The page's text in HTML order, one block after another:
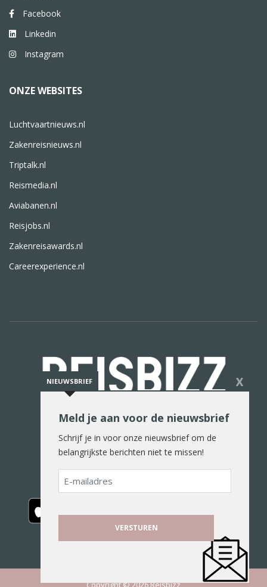
Facebook
Linkedin
Instagram
ONZE WEBSITES
Luchtvaartnieuws.nl
Zakenreisnieuws.nl
Triptalk.nl
Reismedia.nl
Aviabanen.nl
Reisjobs.nl
Zakenreisawards.nl
Careerexperience.nl
De reiswereld in woord en beeld
Copyright © 2026 Reisbizz
NIEUWSBRIEF X
Meld je aan voor de nieuwsbrief
Schrijf je in voor onze nieuwsbrief om de
belangrijkste berichten niet te missen!
E-
mailadres